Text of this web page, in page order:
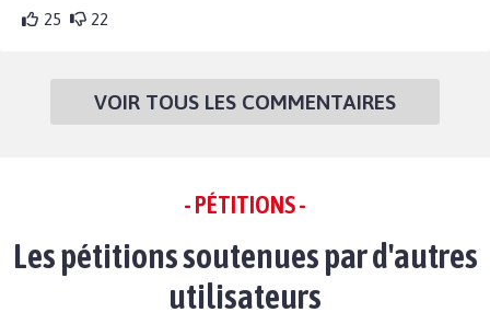
25 22
VOIR TOUS LES COMMENTAIRES
- PÉTITIONS -
Les pétitions soutenues par d'autres
utilisateurs